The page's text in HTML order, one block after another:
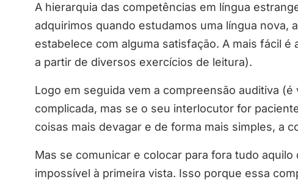
A hierarquia das competências em língua
adquirimos quando estudamos uma língua nova,
estabelece com alguma satisfação. A mais fácil
a partir de diversos exercícios de leitura).
Logo em seguida vem a compreensão auditiva
complicada, mas se o seu interlocutor for
coisas mais devagar e de forma mais simples, a
Mas se comunicar e colocar para fora tudo
impossível à primeira vista. Isso porque essa